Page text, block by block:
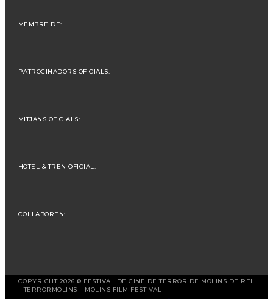
MEMBRE DE:
PATROCINADORS OFICIALS:
MITJANS OFICIALS:
HOTEL & TREN OFICIAL:
COL·LABOREN:
COPYRIGHT 2026 © FESTIVAL DE CINE DE TERROR DE MOLINS DE REI
– TERRORMOLINS – MOLINS FILM FESTIVAL